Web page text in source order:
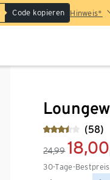
Code kopieren Hinweis*
(58)
24,99 18,00
30-Tage-